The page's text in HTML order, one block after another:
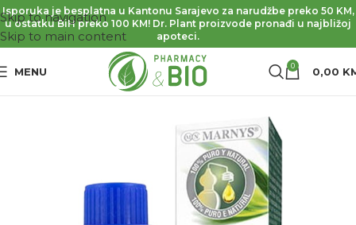
Skip to navigation
Skip to main content
Isporuka je besplatna u Kantonu Sarajevo za narudžbe preko 50 KM,
u ostatku BiH preko 100 KM! Dr. Plant proizvode pronađi u najbližoj
apoteci.
MENU 0 0,00